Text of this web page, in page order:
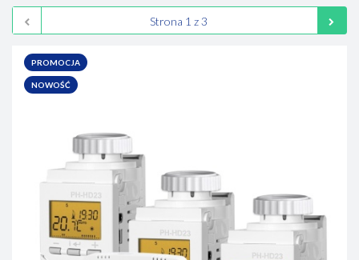
PROMOCJA
NOWOŚĆ